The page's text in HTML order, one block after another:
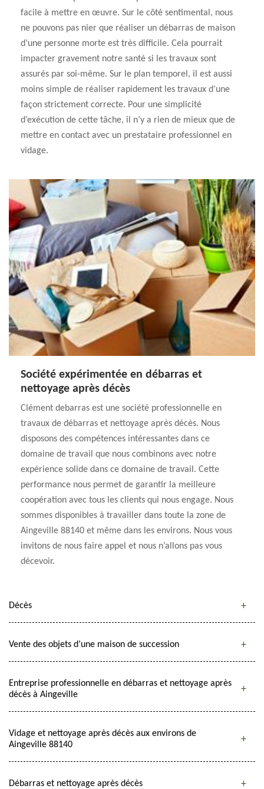
facile à mettre en œuvre. Sur le côté sentimental, nous
ne pouvons pas nier que réaliser un débarras de maison
d’une personne morte est très difficile. Cela pourrait
impacter gravement notre santé si les travaux sont
assurés par soi-même. Sur le plan temporel, il est aussi
moins simple de réaliser rapidement les travaux d’une
façon strictement correcte. Pour une simplicité
d’exécution de cette tâche, il n’y a rien de mieux que de
mettre en contact avec un prestataire professionnel en
vidage.
Société expérimentée en débarras et
nettoyage après décès
Clément debarras est une société professionnelle en
travaux de débarras et nettoyage après décès. Nous
disposons des compétences intéressantes dans ce
domaine de travail que nous combinons avec notre
expérience solide dans ce domaine de travail. Cette
performance nous permet de garantir la meilleure
coopération avec tous les clients qui nous engage. Nous
sommes disponibles à travailler dans toute la zone de
Aingeville 88140 et même dans les environs. Nous vous
invitons de nous faire appel et nous n’allons pas vous
décevoir.
Décès
Vente des objets d’une maison de succession
Entreprise professionnelle en débarras et nettoyage après
décès à Aingeville
Vidage et nettoyage après décès aux environs de
Aingeville 88140
Débarras et nettoyage après décès